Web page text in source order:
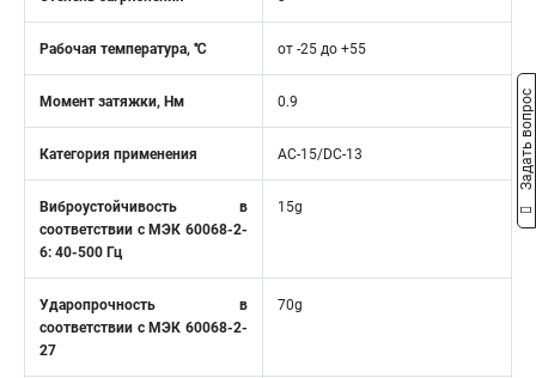
Рабочая температура, ℃ от -25 до +55
Момент затяжки, Нм 0.9
Категория применения AC-15/DC-13
Виброустойчивость в
соответствии с МЭК 60068-2-
6: 40-500 Гц
15g
Ударопрочность в
соответствии с МЭК 60068-2-
27
70g
Задать вопрос